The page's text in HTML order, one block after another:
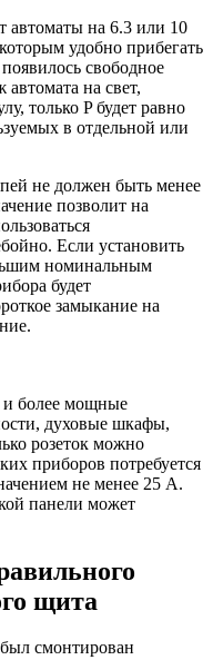
автоматы на 6.3 или 10
удобно прибегать
свободное
на свет,
только P будет равно
в отдельной или
не должен быть менее
позволит на
Если установить
номинальным
будет
замыкание на
и более мощные
духовые шкафы,
розеток можно
приборов потребуется
не менее 25 А.
панели может
щита
смонтирован